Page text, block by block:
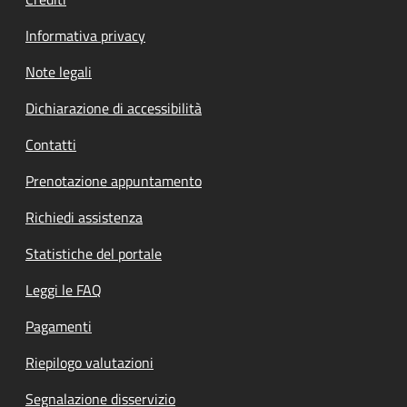
Informativa privacy
Note legali
Dichiarazione di accessibilità
Contatti
Prenotazione appuntamento
Richiedi assistenza
Statistiche del portale
Leggi le FAQ
Pagamenti
Riepilogo valutazioni
Segnalazione disservizio